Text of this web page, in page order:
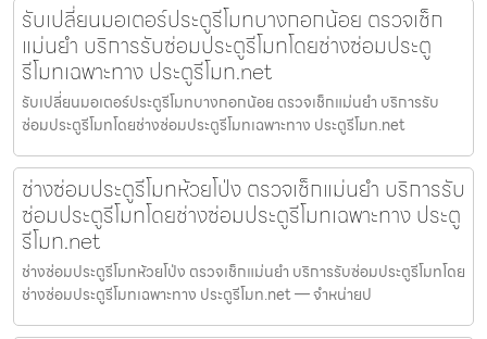
รับเปลี่ยนมอเตอร์ประตูรีโมทบางกอกน้อย ตรวจเช็ก
แม่นยำ บริการรับซ่อมประตูรีโมทโดยช่างซ่อมประตู
รีโมทเฉพาะทาง ประตูรีโมท.net
รับเปลี่ยนมอเตอร์ประตูรีโมทบางกอกน้อย ตรวจเช็กแม่นยำ บริการรับ
ซ่อมประตูรีโมทโดยช่างซ่อมประตูรีโมทเฉพาะทาง ประตูรีโมท.net
ช่างซ่อมประตูรีโมทห้วยโป่ง ตรวจเช็กแม่นยำ บริการรับ
ซ่อมประตูรีโมทโดยช่างซ่อมประตูรีโมทเฉพาะทาง ประตู
รีโมท.net
ช่างซ่อมประตูรีโมทห้วยโป่ง ตรวจเช็กแม่นยำ บริการรับซ่อมประตูรีโมทโดย
ช่างซ่อมประตูรีโมทเฉพาะทาง ประตูรีโมท.net — จำหน่ายป